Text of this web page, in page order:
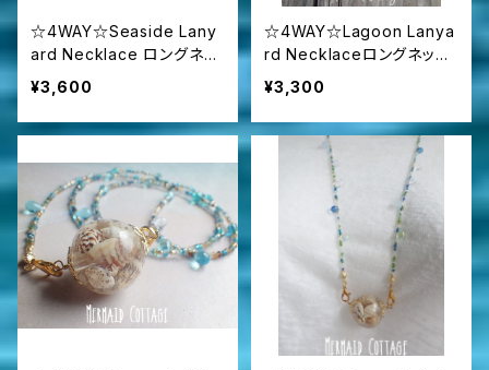
☆4WAY☆Seaside Lany
ard Necklace ロングネッ
クレス＆グラスコード/眼鏡・
マスクホルダー ☆シルバー
¥3,600
☆4WAY☆Lagoon Lanya
rd Necklaceロングネック
レス＆グラスコード/眼鏡・マ
スクホルダー
¥3,300